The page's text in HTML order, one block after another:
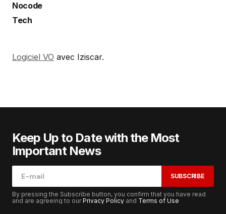
Nocode
Tech
Logiciel VO avec Iziscar.
Keep Up to Date with the Most
Important News
SUBSCRIBE
By pressing the Subscribe button, you confirm that you have read
and are agreeing to ourPrivacy Policy and Terms of Use